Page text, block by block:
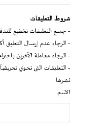
شروط التعليقات
- جميع التعليقات تخضع
- الرجاء عدم إرسال التعليق
- الرجاء معاملة الآخرين
- التعليقات التي تحوي
نشرها
الاسم